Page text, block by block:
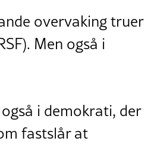
overvaking truer
Men også i
i demokrati, der
fastslår at